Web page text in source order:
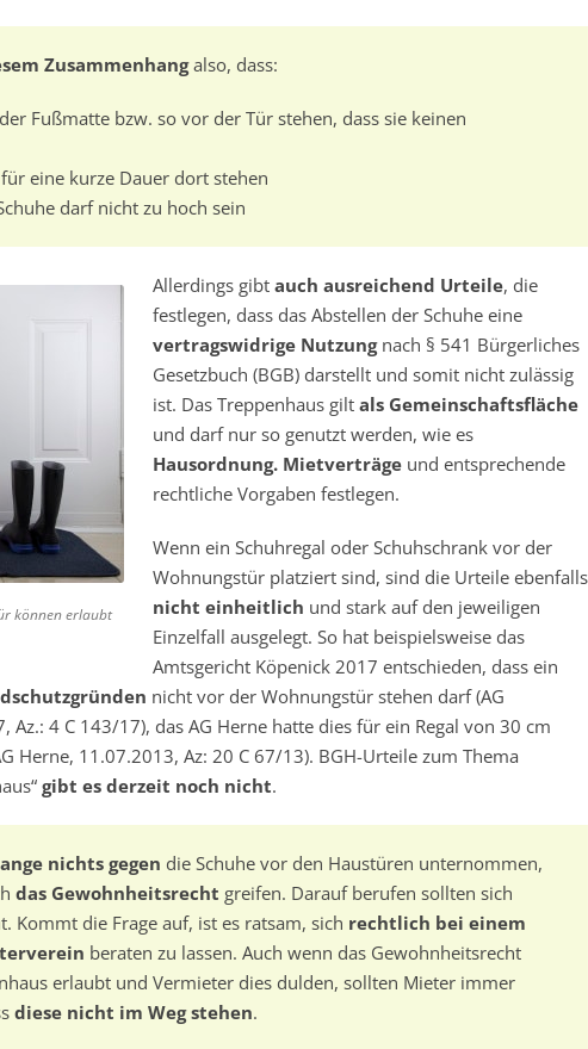
Zusammenhangalso, dass:
Fußmatte bzw. so vor der Tür stehen, dass sie keinen
eine kurze Dauer dort stehen
darf nicht zu hoch sein
können erlaubt
Allerdings gibt auch ausreichend Urteile, die
festlegen, dass das Abstellen der Schuhe eine
vertragswidrige Nutzungnach § 541 Bürgerliches
Gesetzbuch (BGB) darstellt und somit nicht zulässig
ist. Das Treppenhaus gilt als Gemeinschaftsfläche
und darf nur so genutzt werden, wie es
Hausordnung. Mietverträgeund entsprechende
rechtliche Vorgaben festlegen.
Wenn ein Schuhregal oder Schuhschrank vor der
Wohnungstür platziert sind, sind die Urteile ebenfalls
nicht einheitlich und stark auf den jeweiligen
Einzelfall ausgelegt. So hat beispielsweise das
Amtsgericht Köpenick 2017 entschieden, dass ein
nicht vor der Wohnungstür stehen darf (AG
Az.: 4 C 143/17), das AG Herne hatte dies für ein Regal von 30 cm
Herne, 11.07.2013, Az: 20 C 67/13). BGH-Urteile zum Thema
gibt es derzeit noch nicht.
nichts gegen die Schuhe vor den Haustüren unternommen,
das Gewohnheitsrecht greifen. Darauf berufen sollten sich
Kommt die Frage auf, ist es ratsam, sich rechtlich bei einem
beraten zu lassen. Auch wenn das Gewohnheitsrecht
erlaubt und Vermieter dies dulden, sollten Mieter immer
diese nicht im Weg stehen.